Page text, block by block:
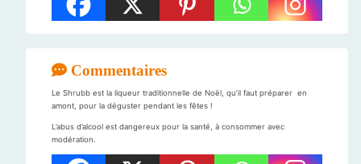
Commentaires
Le Shrubb est la liqueur traditionnelle de Noël, qu’il faut préparer en
amont, pour la déguster pendant les fêtes !
L’abus d’alcool est dangereux pour la santé, à consommer avec
modération.